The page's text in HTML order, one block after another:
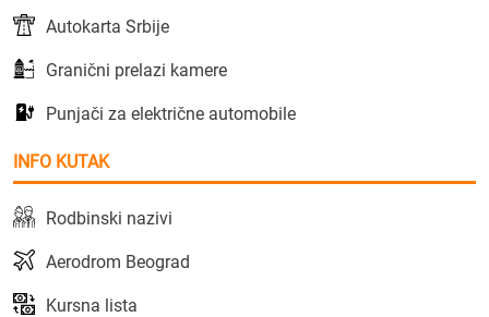
Autokarta Srbije
Granični prelazi kamere
Punjači za električne automobile
INFO KUTAK
Rodbinski nazivi
Aerodrom Beograd
Kursna lista